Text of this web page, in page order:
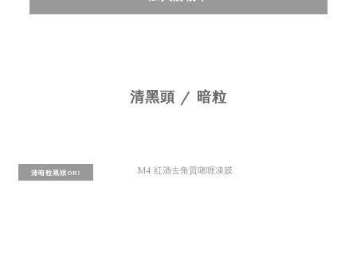
清黑頭 / 暗粒
清暗粒黑頭OK!